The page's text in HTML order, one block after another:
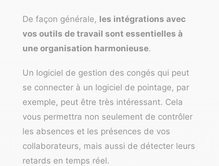
De façon générale, les intégrations avec
vos outils de travail sont essentielles à
une organisation harmonieuse.
Un logiciel de gestion des congés qui peut
se connecter à un logiciel de pointage, par
exemple, peut être très intéressant. Cela
vous permettra non seulement de contrôler
les absences et les présences de vos
collaborateurs, mais aussi de détecter leurs
retards en temps réel.